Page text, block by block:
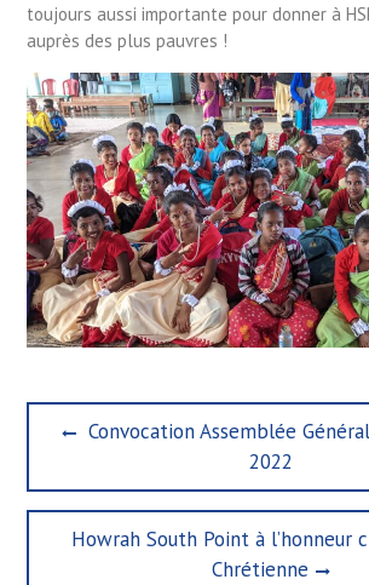
toujours aussi importante pour donner à
auprès des plus pauvres !
Navigation
l’article
Previous
Convocation Assemblée
2022
Next
Howrah South Point à l’honneur
Chrétienne